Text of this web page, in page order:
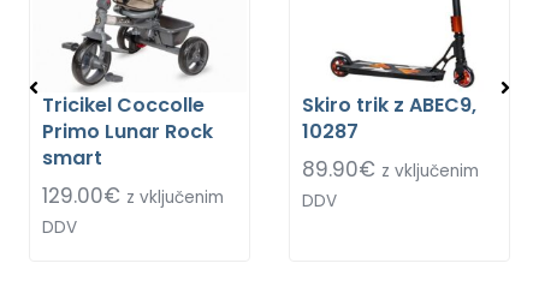
Tricikel Coccolle
Primo Lunar Rock
smart
129.00€ z vključenim
DDV
Skiro trik z ABEC9,
10287
89.90€ z vključenim
DDV